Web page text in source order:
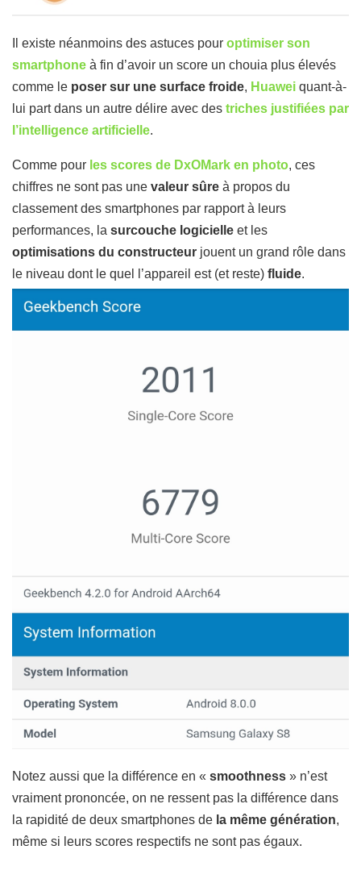
Il existe néanmoins des astuces pour optimiser son
smartphone à fin d’avoir un score un chouia plus élevés
comme le poser sur une surface froide, Huawei quant-à-
lui part dans un autre délire avec des triches justifiées par
l’intelligence artificielle.
Comme pour les scores de DxOMark en photo, ces
chiffres ne sont pas une valeur sûre à propos du
classement des smartphones par rapport à leurs
performances, la surcouche logicielle et les
optimisations du constructeur jouent un grand rôle dans
le niveau dont le quel l’appareil est (et reste) fluide.
Notez aussi que la différence en « smoothness » n’est
vraiment prononcée, on ne ressent pas la différence dans
la rapidité de deux smartphones de la même génération,
même si leurs scores respectifs ne sont pas égaux.